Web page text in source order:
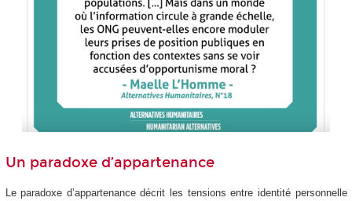
Un paradoxe d’appartenance
Le paradoxe d’appartenance décrit les tensions entre identité personnelle